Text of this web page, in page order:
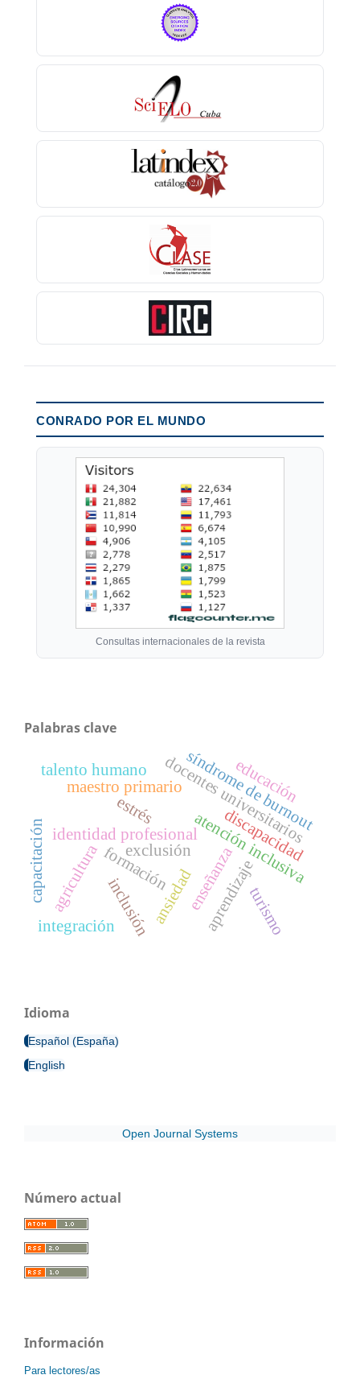
CONRADO POR EL MUNDO
Consultas internacionales de la revista
Palabras clave
formación atención inclusiva
identidad profesional
enseñanza
aprendizaje
inclusión
exclusión discapacidad
capacitación
estrés
ansiedad
docentes universitarios
síndrome de burnout
maestro primario
agricultura turismo
educación
integración
talento humano
Idioma
Español (España)
English
Open Journal Systems
Número actual
Información
Para lectores/as